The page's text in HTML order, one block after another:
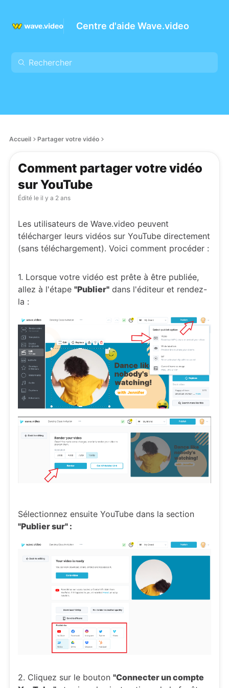
Centre d'aide Wave.video
Accueil Partager votre vidéo
Comment partager votre vidéo
sur YouTube
Édité le il y a 2 ans
Les utilisateurs de Wave.video peuvent
télécharger leurs vidéos sur YouTube directement
(sans téléchargement). Voici comment procéder :
1. Lorsque votre vidéo est prête à être publiée,
allez à l'étape "Publier" dans l'éditeur et rendez-
la :
Sélectionnez ensuite YouTube dans la section
"Publier sur" :
2. Cliquez sur le bouton "Connecter un compte